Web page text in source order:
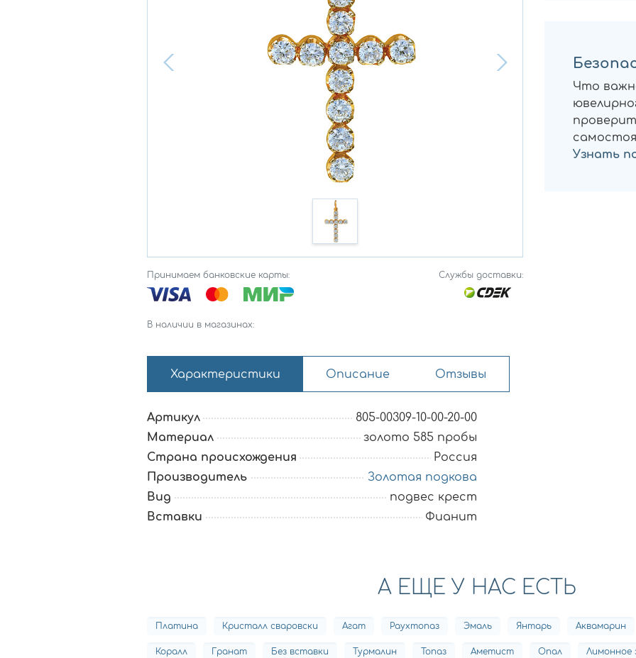
Принимаем банковские карты: Службы доставки:
В наличии в магазинах:
Что
Узнать
Характеристики Описание Отзывы
Артикул
805-00309-10-00-20-00
Материал
золото 585 пробы
Страна происхождения
Россия
Производитель
Золотая подкова
Вид
подвес крест
Вставки
Фианит
А ЕЩЕ У НАС ЕСТЬ
Платина Кристалл сваровски Агат Раухтопаз Эмаль Янтарь Аквамарин
Коралл Гранат Без вставки Турмалин Топаз Аметист Опал Лимонное